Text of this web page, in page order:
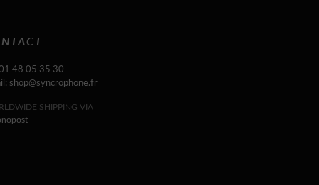
48 05 35 30
shop@syncrophone.fr
SHIPPING VIA